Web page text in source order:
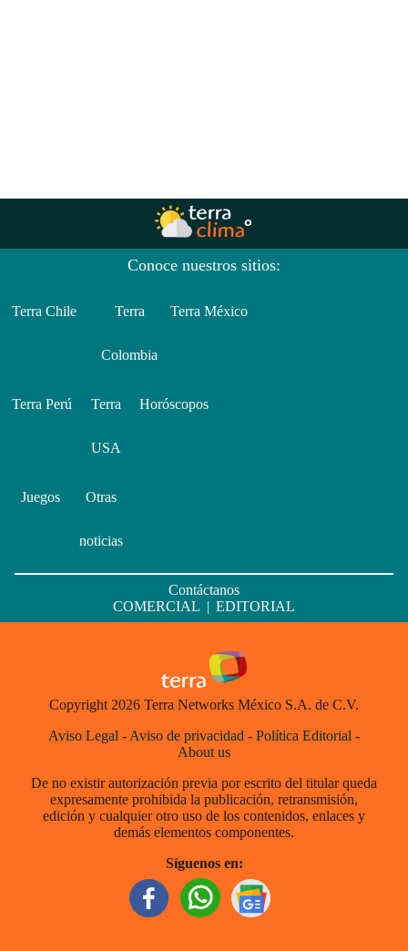
Conoce nuestros sitios:
Terra Chile Terra
Colombia
Terra México
Terra Perú Terra
USA
Horóscopos
Juegos Otras
noticias
Contáctanos
COMERCIAL | EDITORIAL
Copyright 2026 Terra Networks México S.A. de C.V.
Aviso Legal - Aviso de privacidad - Política Editorial -
About us
De no existir autorización previa por escrito del titular queda
expresamente prohibida la publicación, retransmisión,
edición y cualquier otro uso de los contenidos, enlaces y
demás elementos componentes.
Síguenos en: